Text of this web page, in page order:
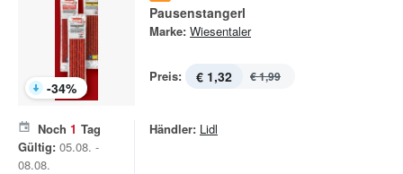
-34%
Pausenstangerl
Marke: Wiesentaler
Preis: € 1,32 € 1,99
Noch 1 Tag
Gültig: 05.08. -
08.08.
Händler: Lidl